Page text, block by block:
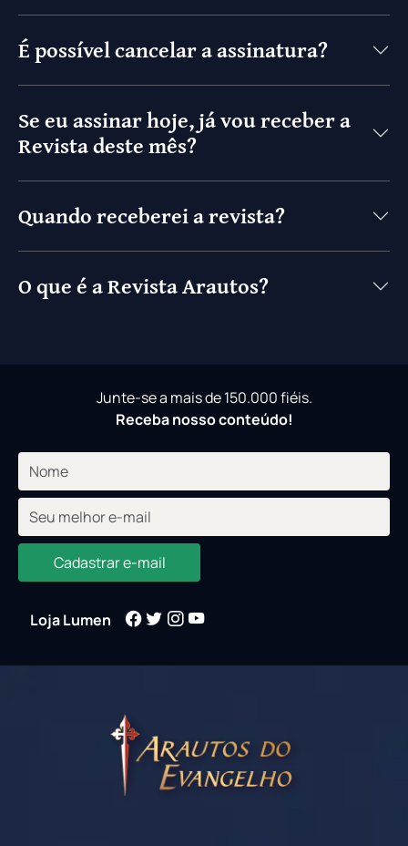
É possível cancelar a assinatura?
Se eu assinar hoje, já vou receber a
Revista deste mês?
Quando receberei a revista?
O que é a Revista Arautos?
Junte-se a mais de 150.000 fiéis.
Receba nosso conteúdo!
Cadastrar e-mail
Loja Lumen